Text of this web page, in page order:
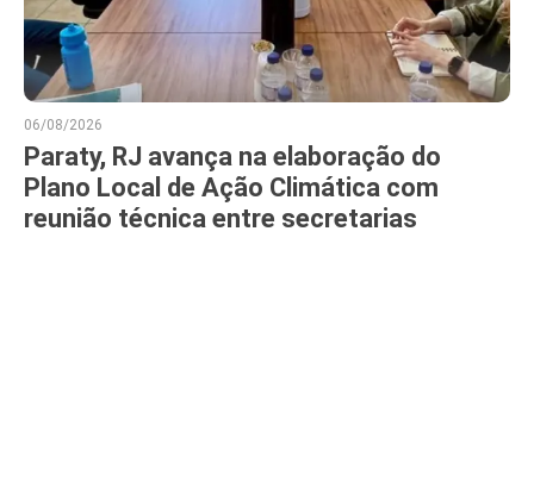
06/08/2026
Paraty, RJ avança na elaboração do
Plano Local de Ação Climática com
reunião técnica entre secretarias